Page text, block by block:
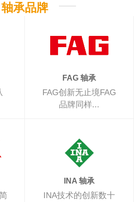
轴承品牌
FAG 轴承
FAG创新无止境FAG
品牌同样...
INA 轴承
INA技术的创新数十